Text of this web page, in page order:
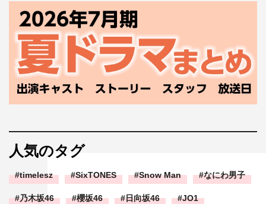
人気のタグ
timelesz SixTONES Snow Man なにわ男子
乃木坂46 櫻坂46 日向坂46 JO1